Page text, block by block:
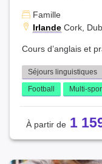
Famille
Irlande Cork,
Cours d’anglais et
Séjours linguistiques
Football
Multi-
1